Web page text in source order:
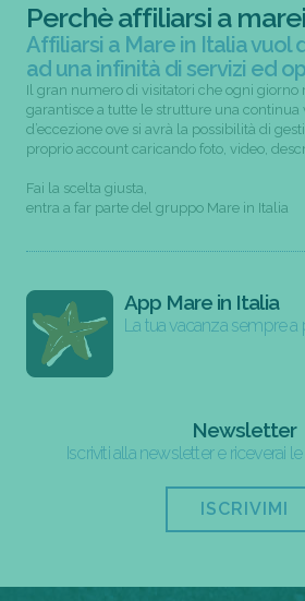
Perchè affiliarsi a
Affiliarsi a Mare in Italia vuol
ad una infinità di servizi ed
Il gran numero di visitatori che ogni giorno
garantisce a tutte le strutture una continua
d’eccezione ove si avrà la possibilità di
proprio account caricando foto, video,
Fai la scelta giusta,
entra a far parte del gruppo Mare in Italia
App Mare in Italia
La tua vacanza sempre
Newsletter
Iscriviti alla newsletter e riceverai
ISCRIVIMI